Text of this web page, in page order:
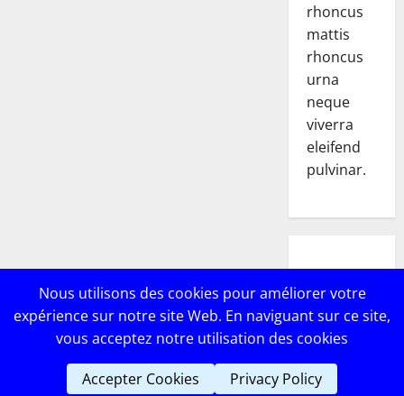
rhoncus
mattis
rhoncus
urna
neque
viverra
eleifend
pulvinar.
POSTS
Copyright © Lebricomag| MoreNews par AF themes
Nous utilisons des cookies pour améliorer votre
expérience sur notre site Web. En naviguant sur ce site,
vous acceptez notre utilisation des cookies
Accepter Cookies Privacy Policy